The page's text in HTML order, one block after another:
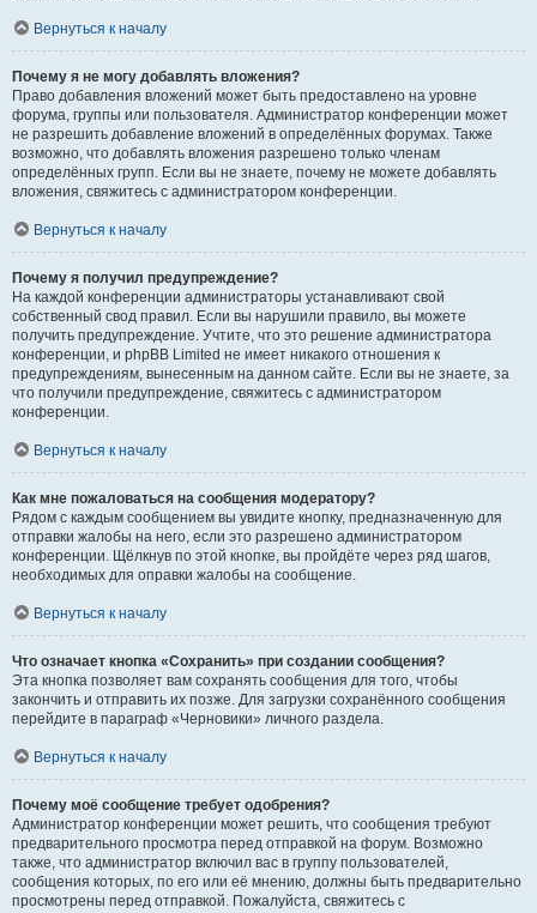
Вернуться к началу
Почему я не могу добавлять вложения?
Право добавления вложений может быть предоставлено на уровне
форума, группы или пользователя. Администратор конференции может
не разрешить добавление вложений в определённых форумах. Также
возможно, что добавлять вложения разрешено только членам
определённых групп. Если вы не знаете, почему не можете добавлять
вложения, свяжитесь с администратором конференции.
Вернуться к началу
Почему я получил предупреждение?
На каждой конференции администраторы устанавливают свой
собственный свод правил. Если вы нарушили правило, вы можете
получить предупреждение. Учтите, что это решение администратора
конференции, и phpBB Limited не имеет никакого отношения к
предупреждениям, вынесенным на данном сайте. Если вы не знаете, за
что получили предупреждение, свяжитесь с администратором
конференции.
Вернуться к началу
Как мне пожаловаться на сообщения модератору?
Рядом с каждым сообщением вы увидите кнопку, предназначенную для
отправки жалобы на него, если это разрешено администратором
конференции. Щёлкнув по этой кнопке, вы пройдёте через ряд шагов,
необходимых для оправки жалобы на сообщение.
Вернуться к началу
Что означает кнопка «Сохранить» при создании сообщения?
Эта кнопка позволяет вам сохранять сообщения для того, чтобы
закончить и отправить их позже. Для загрузки сохранённого сообщения
перейдите в параграф «Черновики» личного раздела.
Вернуться к началу
Почему моё сообщение требует одобрения?
Администратор конференции может решить, что сообщения требуют
предварительного просмотра перед отправкой на форум. Возможно
также, что администратор включил вас в группу пользователей,
сообщения которых, по его или её мнению, должны быть предварительно
просмотрены перед отправкой. Пожалуйста, свяжитесь с